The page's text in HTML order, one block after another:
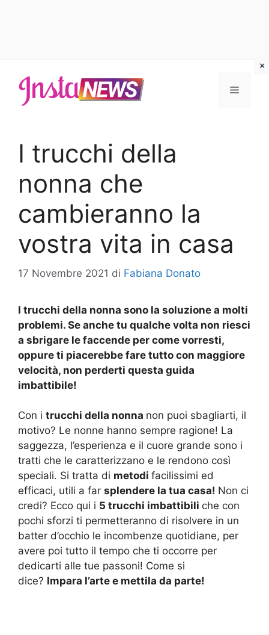
contenuto
Menu
I trucchi della
nonna che
cambieranno la
vostra vita in casa
17 Novembre 2021 di Fabiana Donato
I trucchi della nonna sono la soluzione a molti
problemi. Se anche tu qualche volta non riesci
a sbrigare le faccende per come vorresti,
oppure ti piacerebbe fare tutto con maggiore
velocità, non perderti questa guida
imbattibile!
Con i trucchi della nonna non puoi sbagliarti, il
motivo? Le nonne hanno sempre ragione! La
saggezza, l’esperienza e il cuore grande sono i
tratti che le caratterizzano e le rendono così
speciali. Si tratta di metodi facilissimi ed
efficaci, utili a far splendere la tua casa! Non ci
credi? Ecco qui i 5 trucchi imbattibili che con
pochi sforzi ti permetteranno di risolvere in un
batter d’occhio le incombenze quotidiane, per
avere poi tutto il tempo che ti occorre per
dedicarti alle tue passoni! Come si
dice? Impara l’arte e mettila da parte!